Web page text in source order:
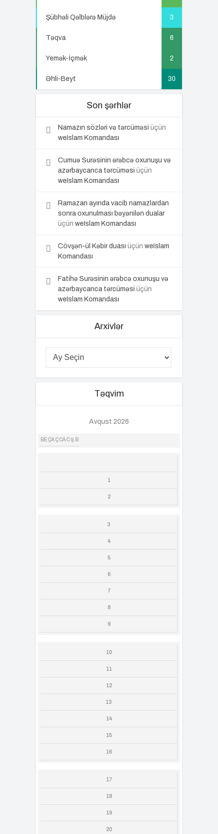
Şübhəli Qəlblərə Müjdə 3
Təqva 6
Yemək-İçmək 2
Əhli-Beyt 30
Son şərhlər
Namazın sözləri və tərcüməsi üçün
weIslam Komandası
Cumuə Surəsinin ərəbcə oxunuşu və
azərbaycanca tərcüməsi üçün
weIslam Komandası
Ramazan ayında vacib namazlardan
sonra oxunulması bəyənilən dualar
üçün weIslam Komandası
Cövşən-ül Kəbir duası üçün weIslam
Komandası
Fatihə Surəsinin ərəbcə oxunuşu və
azərbaycanca tərcüməsi üçün
weIslam Komandası
Arxivlər
Təqvim
Avqust 2026
BE ÇA Ç CA C Ş B
1
2
3
4
5
6
7
8
9
10
11
12
13
14
15
16
17
18
19
20